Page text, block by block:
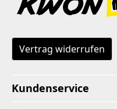
Vertrag widerrufen
Kundenservice